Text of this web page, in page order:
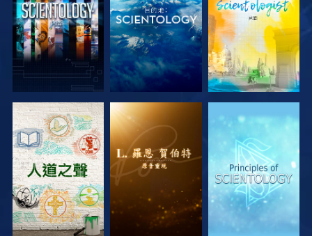
探索系列節目 探索系列節目 探索系列節目